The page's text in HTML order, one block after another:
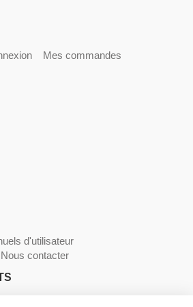
Mes commandes
d'utilisateur
Nous contacter